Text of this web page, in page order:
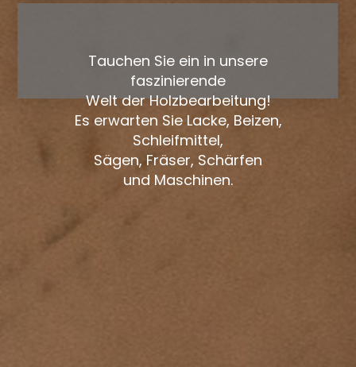
Tauchen Sie ein in unsere
faszinierende
Welt der Holzbearbeitung!
Es erwarten Sie Lacke, Beizen,
Schleifmittel,
Sägen, Fräser, Schärfen
und Maschinen.